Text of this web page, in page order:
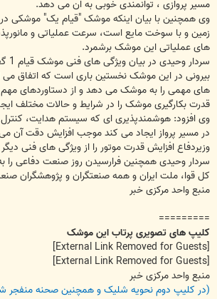
مسیر پروازی ، توانمندی خوبی به ان می دهد.
وی همچنین با بیان اینکه موشک "قیام یک" موشکی
زمین و با سوخت مایع است، سرعت عملیاتی و
های عملیاتی این موشک برشمرد.
سردار
بیرونی در این موشک نخستین باری است که اتفاق می
های مهمی را به موشک می دهد و از دستاوردهای مهم
قدرت بکارگیری موشک را در شرایط و حالات مختلف
در مسیر پرواز ایجاد می کند موجب افزایش دقت آن
وزیردفاع افزایش قدرت موتور را از ویژگی های فنی
سردار وحیدی همچنین فرارسیدن روز صنعت دفاعی را
کل قوا، ملت ایران و همه صنعتگران و پژوهشگران
منبع واحد مرکزی خبر
=========
کلیپ های تصویری پرتاب این موشک
منبع واحد مرکزی خبر
(در کلیپ دوم نحویه شلیک و همچنین صحنه منفجر